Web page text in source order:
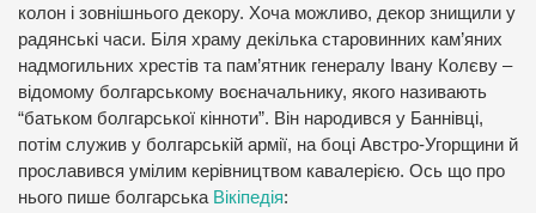
колон і зовнішнього декору. Хоча можливо, декор знищили у
радянські часи. Біля храму декілька старовинних кам’яних
надмогильних хрестів та пам’ятник генералу Івану Колєву –
відомому болгарському воєначальнику, якого називають
“батьком болгарської кінноти”. Він народився у Баннівці,
потім служив у болгарській армії, на боці Австро-Угорщини й
прославився умілим керівництвом кавалерією. Ось що про
нього пише болгарська Вікіпедія: